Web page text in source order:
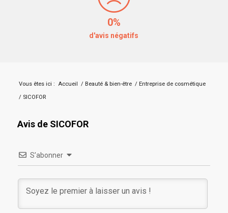
0%
d'avis négatifs
Vous êtes ici : Accueil / Beauté & bien-être / Entreprise de cosmétique
/ SICOFOR
Avis de SICOFOR
S’abonner